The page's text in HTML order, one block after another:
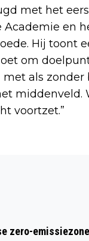
met het
en
Hij toont
om
als zonder
middenveld.
voortzet.”
zero-